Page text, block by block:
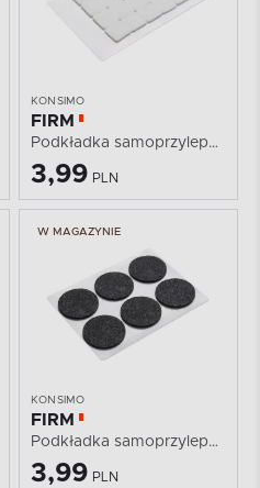
KONSIMO
FIRM
Podkładka samoprzylepna
3,99 PLN
W MAGAZYNIE
KONSIMO
FIRM
Podkładka samoprzylepna
3,99 PLN